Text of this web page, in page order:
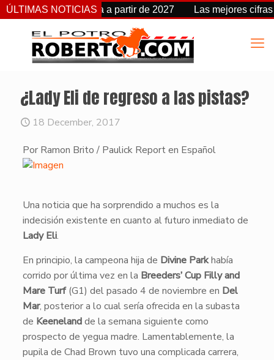
ÚLTIMAS NOTICIAS
de fecha a partir de 2027 Las mejores cifras Beyer
¿Lady Eli de regreso a las pistas?
18 December, 2017
​Por Ramon Brito / Paulick Report en Español
​Una noticia que ha sorprendido a muchos es la
indecisión existente en cuanto al futuro inmediato de
Lady Eli.
En principio, la campeona hija de Divine Parkhabía
corrido por última vez en la Breeders’ Cup Filly and
Mare Turf(G1) del pasado 4 de noviembre en Del
Mar, posterior a lo cual sería ofrecida en la subasta
de Keenelandde la semana siguiente como
prospecto de yegua madre. Lamentablemente, la
pupila de Chad Brown tuvo una complicada carrera,